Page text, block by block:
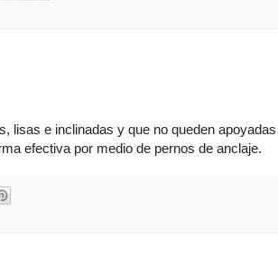
lisas e inclinadas y que no queden apoyadas
efectiva por medio de pernos de anclaje.